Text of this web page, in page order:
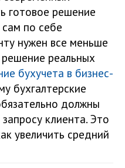
готовое решение
по себе
нужен все меньше
реальных
бухучета в бизнес-
бухгалтерские
должны
клиента. Это
увеличить средний